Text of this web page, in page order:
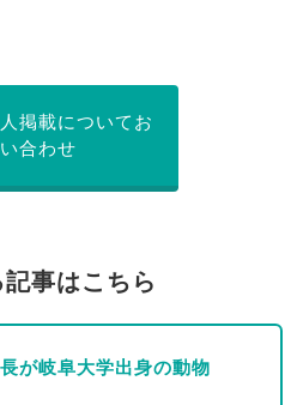
掲載についてお
合わせ
事はこちら
が岐阜大学出身の動物